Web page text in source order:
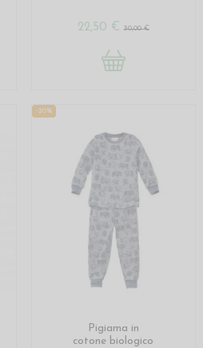
22,50 € 30,00 €
-20%
Pigiama in
cotone biologico